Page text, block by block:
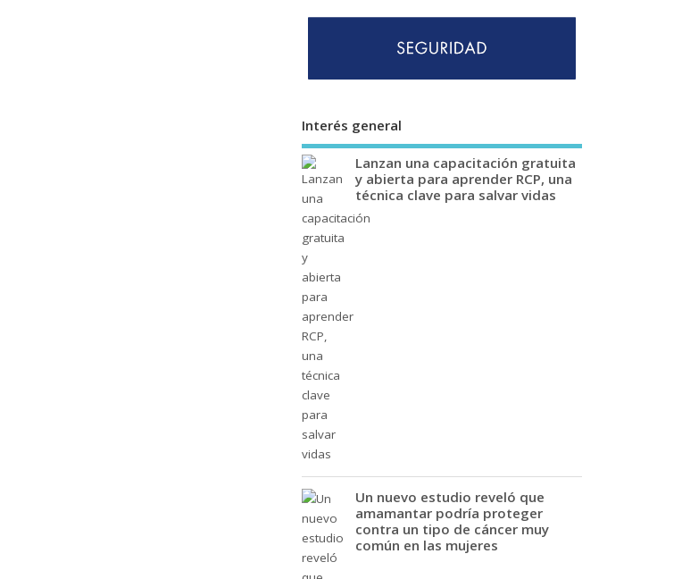
Interés general
Lanzan una capacitación gratuita
y abierta para aprender RCP, una
técnica clave para salvar vidas
Un nuevo estudio reveló que
amamantar podría proteger
contra un tipo de cáncer muy
común en las mujeres